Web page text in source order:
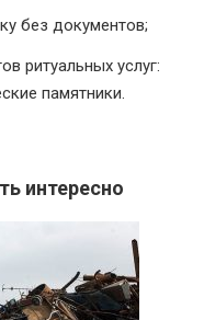
без документов;
ритуальных услуг:
памятники.
интересно